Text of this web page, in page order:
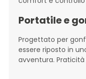
Portatile e
Progettato per
essere riposto in
avventura.